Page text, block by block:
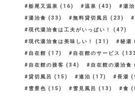
栃尾又温泉 (16) 温泉 (43) 湯治
湯治食 (33) 無料貸切風呂 (23)
現代湯治食は工夫がいっぱい！ (47)
現代湯治食は美味しい！ (31) 秘湯
自在館 (17) 自在館のサービス
自在館の接客 (34) 自在館の湯治食
貸切風呂 (15) 連泊 (17) 長湯
雪景色 (15) 雪見風呂 (13) 食